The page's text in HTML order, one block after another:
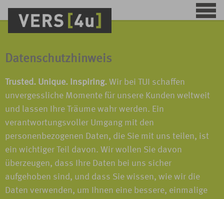
Datenschutzhinweis
Trusted. Unique. Inspiring. Wir bei TUI schaffen
unvergessliche Momente für unsere Kunden weltweit
und lassen Ihre Träume wahr werden. Ein
verantwortungsvoller Umgang mit den
personenbezogenen Daten, die Sie mit uns teilen, ist
ein wichtiger Teil davon. Wir wollen Sie davon
überzeugen, dass Ihre Daten bei uns sicher
aufgehoben sind, und dass Sie wissen, wie wir die
Daten verwenden, um Ihnen eine bessere, einmalige